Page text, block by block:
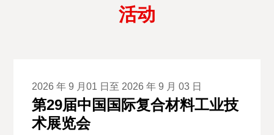
活动
2026 年 9 月01 日至 2026 年 9 月 03 日
第29届中国国际复合材料工业技
术展览会